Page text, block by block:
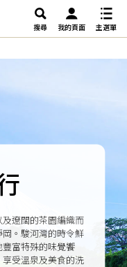
搜尋 我的頁面
主選單
遼闊的茶園編織而
。駿河灣的時令鮮
富特殊的味覺饗
受溫泉及美食的洗